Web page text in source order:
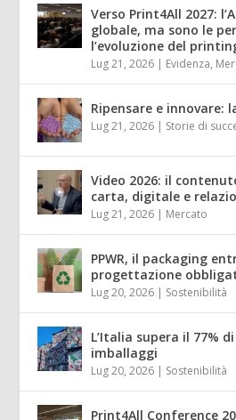
Verso Print4All 2027:
globale, ma sono le
l’evoluzione del
Lug 21, 2026 | Evidenza,
Ripensare e innovare:
Lug 21, 2026 | Storie di
Video 2026: il
carta, digitale e
Lug 21, 2026 | Mercato
PPWR, il packaging
progettazione
Lug 20, 2026 | Sostenibilità
L’Italia supera il 77%
imballaggi
Lug 20, 2026 | Sostenibilità
Print4All Conference